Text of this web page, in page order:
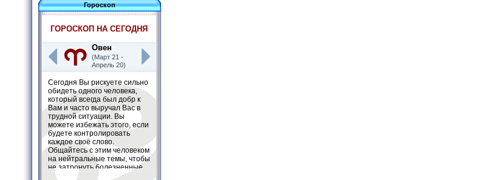
Гороскоп
ГОРОСКОП НА СЕГОДНЯ
Овен
(Март 21 -
Апрель 20)
Сегодня Вы рискуете сильно
обидеть одного человека,
который всегда был добр к
Вам и часто выручал Вас в
трудной ситуации. Вы
можете избежать этого, если
будете контролировать
каждое своё слово.
Общайтесь с этим человеком
на нейтральные темы, чтобы
не затронуть болезненные
для Вас сферы, в которых